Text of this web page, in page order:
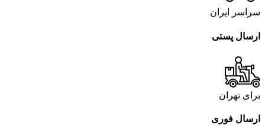
سراسر ایران
ارسال پستی
برای تهران
ارسال فوری